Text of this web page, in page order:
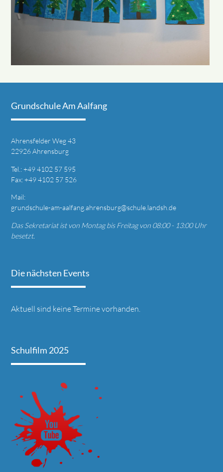
Grundschule Am Aalfang
Ahrensfelder Weg 43
22926 Ahrensburg
Tel.: +494102 57 595
Fax: +49 4102 57 526
Mail:
grundschule-am-aalfang.ahrensburg@schule.landsh.de
Das Sekretariat ist von Montag bis Freitag von 08:00 - 13:00 Uhr
besetzt.
Die nächsten Events
Aktuell sind keine Termine vorhanden.
Schulfilm 2025